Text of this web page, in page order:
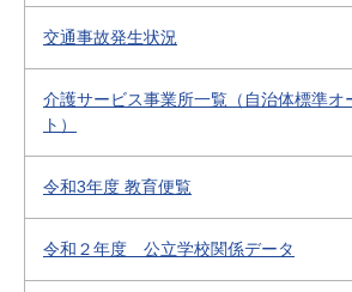
交通事故発生状況
介護サービス事業所一覧（自治体標準オ
ト）
令和3年度 教育便覧
令和２年度 公立学校関係データ